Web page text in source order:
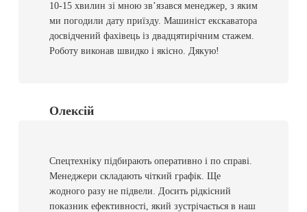
10-15 хвилин зі мною зв’язався менеджер, з яким
ми погодили дату приїзду. Машиніст екскаватора
досвідчений фахівець із двадцятирічним стажем.
Роботу виконав швидко і якісно. Дякую!
Олексій
Спецтехніку підбирають оперативно і по справі.
Менеджери складають чіткий графік. Ще
жодного разу не підвели. Досить рідкісний
показник ефективності, який зустрічається в наш